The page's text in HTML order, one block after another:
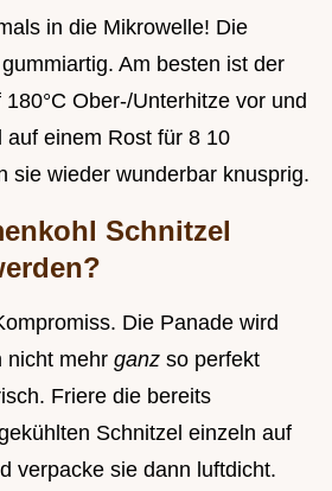
in die Mikrowelle! Die
Am besten ist der
Ober-/Unterhitze vor und
auf einem Rost für 8 10
sie wieder wunderbar knusprig.
Schnitzel
Die Panade wird
nicht mehr ganz so perfekt
Friere die bereits
Schnitzel einzeln auf
verpacke sie dann luftdicht.